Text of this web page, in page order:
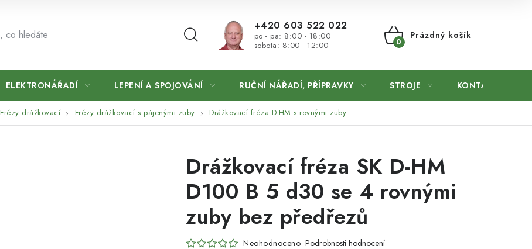
+420 603 522 022
po - pa: 8:00 - 18:00
sobota: 8:00 - 12:00
NÁKUPNÍ
Prázdný košík
ELEKTRONÁŘADÍ LEPENÍ A SPOJOVÁNÍ RUČNÍ NÁŘADÍ, PŘÍPRAVKY STROJE KONTAKTY
Frézy drážkovací Frézy drážkovací s pájenými zuby Drážkovací fréza D-HM s rovnými zuby
Drážkovací fréza SK D-HM
D100 B 5 d30 se 4 rovnými
zuby bez předřezů
Neohodnoceno Podrobnosti hodnocení